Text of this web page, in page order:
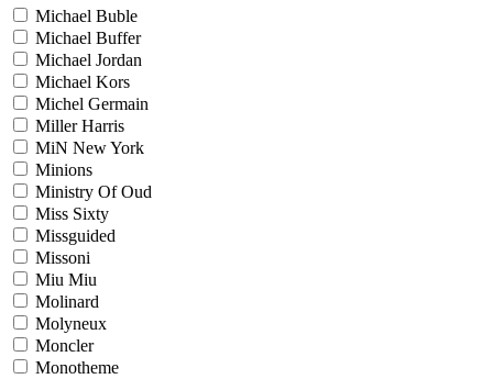
Michael Buble
Michael Buffer
Michael Jordan
Michael Kors
Michel Germain
Miller Harris
MiN New York
Minions
Ministry Of Oud
Miss Sixty
Missguided
Missoni
Miu Miu
Molinard
Molyneux
Moncler
Monotheme